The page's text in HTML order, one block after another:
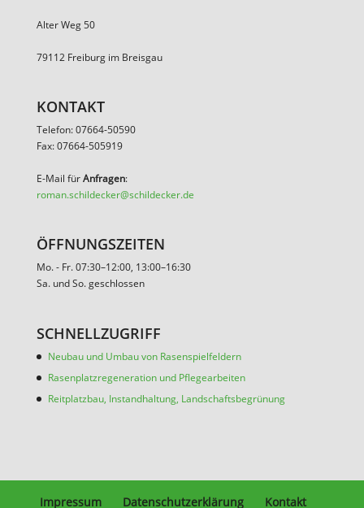
Alter Weg 50
79112 Freiburg im Breisgau
KONTAKT
Telefon: 07664-50590
Fax: 07664-505919
E-Mail fürAnfragen:
roman.schildecker@schildecker.de
ÖFFNUNGSZEITEN
Mo. - Fr. 07:30–12:00, 13:00–16:30
Sa. und So. geschlossen
SCHNELLZUGRIFF
Neubau und Umbau von Rasenspielfeldern
Rasenplatzregeneration und Pflegearbeiten
Reitplatzbau, Instandhaltung, Landschaftsbegrünung
Impressum Datenschutzerklärung Kontakt